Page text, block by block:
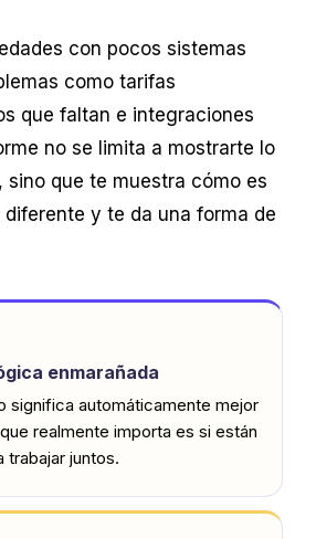
con pocos sistemas
como tarifas
que faltan e integraciones
no se limita a mostrarte lo
sino que te muestra cómo es
diferente y te da una forma de
enmarañada
significa automáticamente mejor
realmente importa es si están
trabajar juntos.